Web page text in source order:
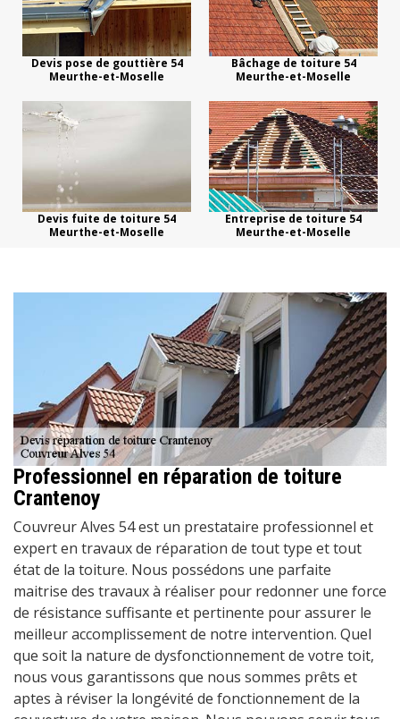
Devis pose de gouttière 54
Meurthe-et-Moselle
Bâchage de toiture 54
Meurthe-et-Moselle
Devis fuite de toiture 54
Meurthe-et-Moselle
Entreprise de toiture 54
Meurthe-et-Moselle
Professionnel en réparation de toiture
Crantenoy
Couvreur Alves 54 est un prestataire professionnel et
expert en travaux de réparation de tout type et tout
état de la toiture. Nous possédons une parfaite
maitrise des travaux à réaliser pour redonner une force
de résistance suffisante et pertinente pour assurer le
meilleur accomplissement de notre intervention. Quel
que soit la nature de dysfonctionnement de votre toit,
nous vous garantissons que nous sommes prêts et
aptes à réviser la longévité de fonctionnement de la